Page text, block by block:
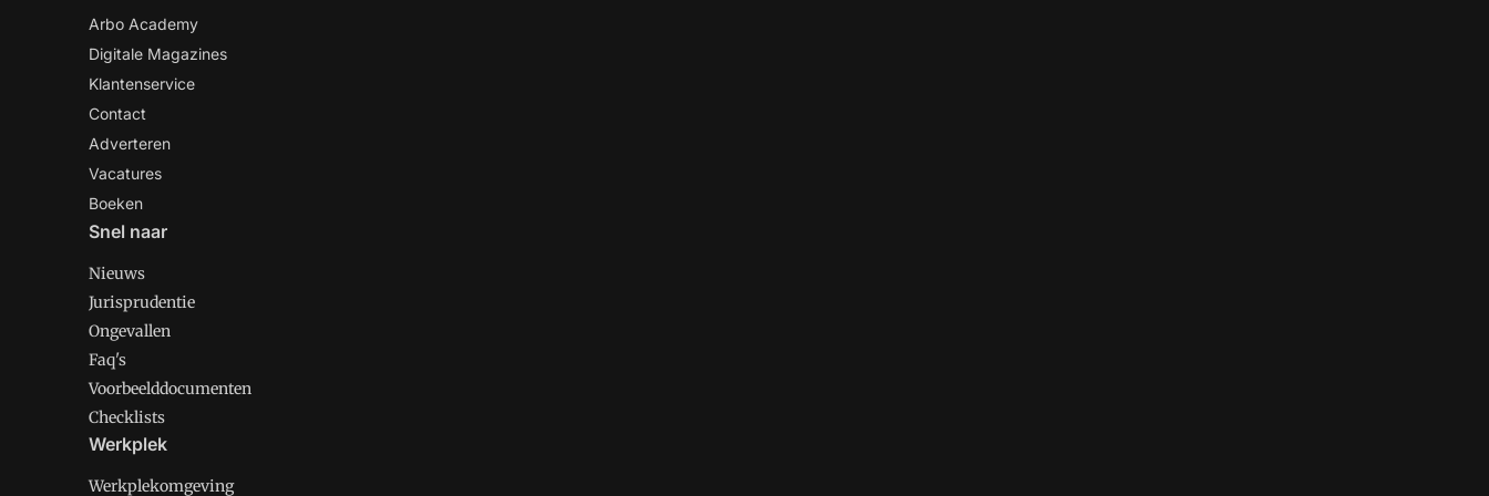
Arbo Academy
Digitale Magazines
Klantenservice
Contact
Adverteren
Vacatures
Boeken
Snel naar
Nieuws
Jurisprudentie
Ongevallen
Faq's
Voorbeelddocumenten
Checklists
Werkplek
Werkplekomgeving